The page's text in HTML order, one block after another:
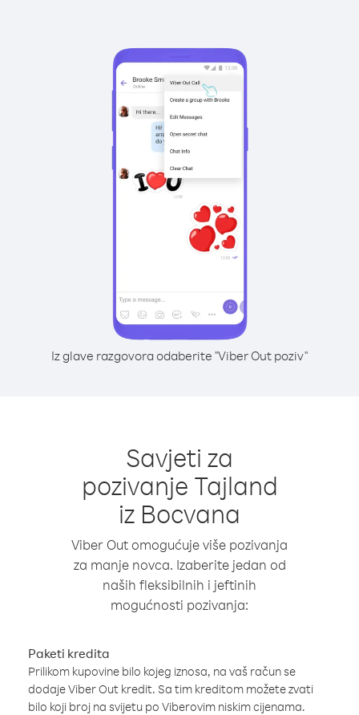
Iz glave razgovora odaberite "Viber Out poziv"
Savjeti za
pozivanje Tajland
iz Bocvana
Viber Out omogućuje više pozivanja
za manje novca. Izaberite jedan od
naših fleksibilnih i jeftinih
mogućnosti pozivanja:
Paketi kredita
Prilikom kupovine bilo kojeg iznosa, na vaš račun se
dodaje Viber Out kredit. Sa tim kreditom možete zvati
bilo koji broj na svijetu po Viberovim niskim cijenama.